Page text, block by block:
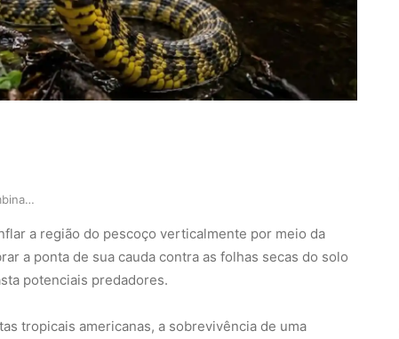
Como a ágil caninana combina o blefe do pescoço…
a região do pescoço verticalmente por meio da
a ponta de sua cauda contra as folhas secas do solo
potenciais predadores.
tropicais americanas, a sobrevivência de uma